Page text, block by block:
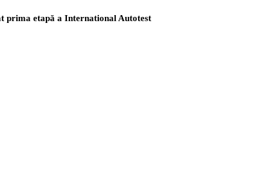
prima etapă a International Autotest